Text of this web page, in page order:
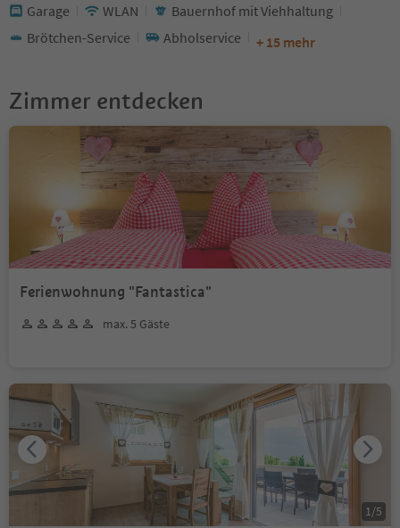
Garage WLAN
Bauernhof mit Viehhaltung
Brötchen-Service
Abholservice + 15 mehr
Zimmer entdecken
Ferienwohnung "Fantastica"
max. 5 Gäste
1 /5